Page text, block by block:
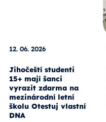
12. 06. 2026
Jihočeští studenti
15+ mají šanci
vyrazit zdarma na
mezinárodní letní
školu Otestuj vlastní
DNA